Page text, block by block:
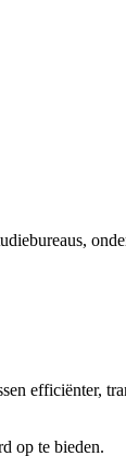
efficiënter,
op te bieden.